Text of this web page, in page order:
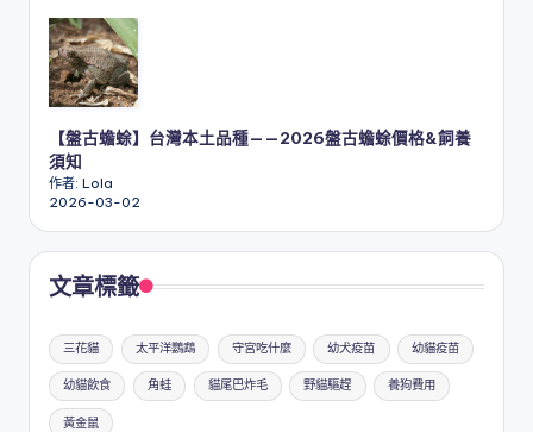
【盤古蟾蜍】台灣本土品種——2026盤古蟾蜍價格&飼養
須知
作者: Lola
2026-03-02
文章標籤
三花貓 太平洋鸚鵡 守宮吃什麼 幼犬疫苗 幼貓疫苗
幼貓飲食 角蛙 貓尾巴炸毛 野貓驅趕 養狗費用
黃金鼠